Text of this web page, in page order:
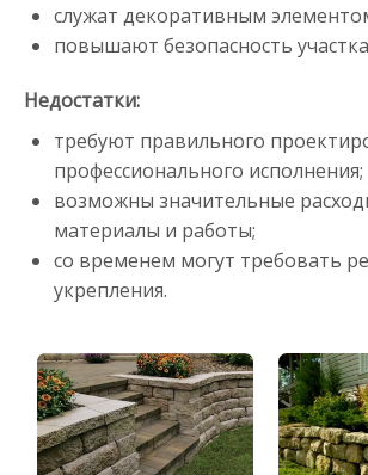
служат декоративным
повышают безопасность
Недостатки:
требуют правильного
профессионального исполнения;
возможны значительные
материалы и работы;
со временем могут требовать
укрепления.